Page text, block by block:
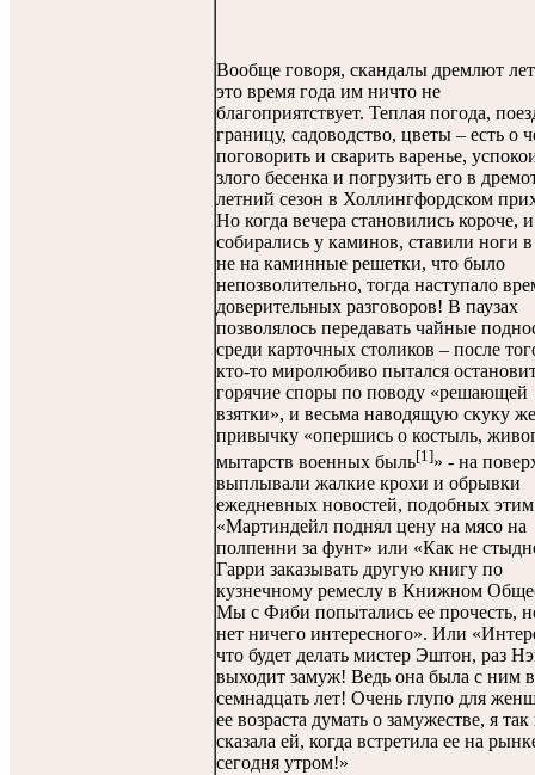
Вообще говоря, скандалы дремлют
это время года им ничто не
благоприятствует. Теплая погода,
границу, садоводство, цветы – есть о
поговорить и сварить варенье,
злого бесенка и погрузить его в
летний сезон в Холлингфордском
Но когда вечера становились короче,
собирались у каминов, ставили ноги в
не на каминные решетки, что было
непозволительно, тогда наступало
доверительных разговоров! В паузах
позволялось передавать чайные
среди карточных столиков – после
кто-то миролюбиво пытался
горячие споры по поводу «решающей
взятки», и весьма наводящую скуку
привычку «опершись о костыль,
мытарств военных быль[1]» - на
выплывали жалкие крохи и обрывки
ежедневных новостей, подобных
«Мартиндейл поднял цену на мясо на
полпенни за фунт» или «Как не
Гарри заказывать другую книгу по
кузнечному ремеслу в Книжном
Мы с Фиби попытались ее прочесть,
нет ничего интересного». Или
что будет делать мистер Эштон, раз
выходит замуж! Ведь она была с ним
семнадцать лет! Очень глупо для
ее возраста думать о замужестве, я так
сказала ей, когда встретила ее на
сегодня утром!»